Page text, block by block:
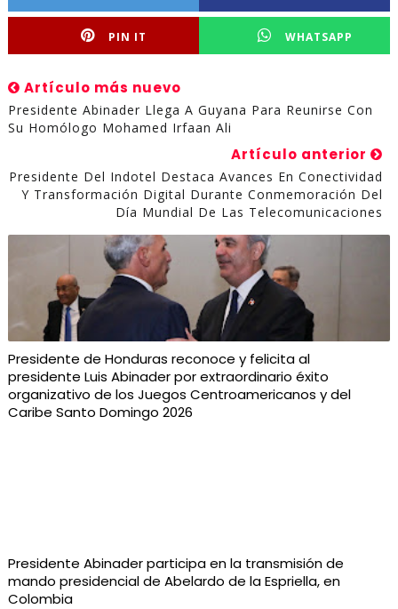
PIN IT WHATSAPP
Artículo más nuevo
Presidente Abinader Llega A Guyana Para Reunirse Con
Su Homólogo Mohamed Irfaan Ali
Artículo anterior
Presidente Del Indotel Destaca Avances En Conectividad
Y Transformación Digital Durante Conmemoración Del
Día Mundial De Las Telecomunicaciones
Presidente de Honduras reconoce y felicita al
presidente Luis Abinader por extraordinario éxito
organizativo de los Juegos Centroamericanos y del
Caribe Santo Domingo 2026
Presidente Abinader participa en la transmisión de
mando presidencial de Abelardo de la Espriella, en
Colombia